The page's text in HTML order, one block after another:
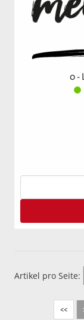
0 -
Artikel pro Seite:
<<